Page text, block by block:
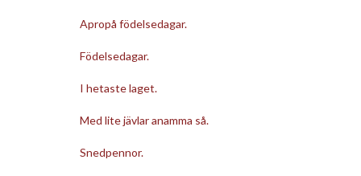
Apropå födelsedagar.
Födelsedagar.
I hetaste laget.
Med lite jävlar anamma så.
Snedpennor.